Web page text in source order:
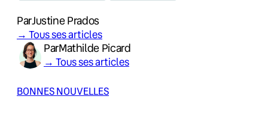
ParJustine Prados
→ Tous ses articles
ParMathilde Picard
→ Tous ses articles
BONNES NOUVELLES